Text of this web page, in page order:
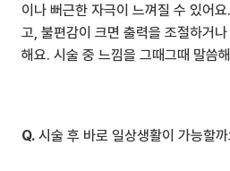
이나 뻐근한 자극이 느껴질 수 있어
고, 불편감이 크면 출력을 조절하거
해요. 시술 중 느낌을 그때그때 말씀
Q. 시술 후 바로 일상생활이 가능할